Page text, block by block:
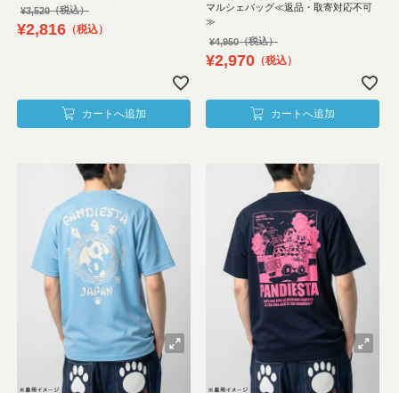
¥3,520
¥2,816 税込
カートへ追加
マルシェバッグ≪返品・取寄対応不可
≫
¥4,950
¥2,970 税込
カートへ追加